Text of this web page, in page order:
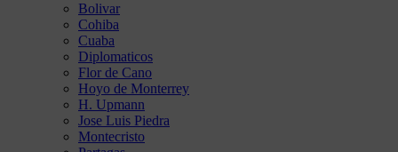
Bolivar
Cohiba
Cuaba
Diplomaticos
Flor de Cano
Hoyo de Monterrey
H. Upmann
Jose Luis Piedra
Montecristo